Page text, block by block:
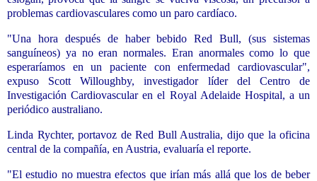
problemas cardiovasculares como un paro cardíaco.
"Una hora después de haber bebido Red Bull, (sus sistemas
sanguíneos) ya no eran normales. Eran anormales como lo que
esperaríamos en un paciente con enfermedad cardiovascular",
expuso Scott Willoughby, investigador líder del Centro de
Investigación Cardiovascular en el Royal Adelaide Hospital, a un
periódico australiano.
Linda Rychter, portavoz de Red Bull Australia, dijo que la oficina
central de la compañía, en Austria, evaluaría el reporte.
"El estudio no muestra efectos que irían más allá que los de beber